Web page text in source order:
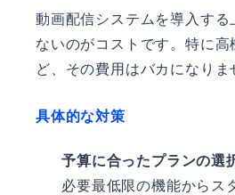
動画配信システムを導入する
ないのがコストです。特に高
ど、その費用はバカになりま
具体的な対策
予算に合ったプランの選
必要最低限の機能からス